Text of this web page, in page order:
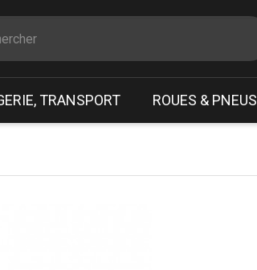
TRANSPORT ROUES & PNEUS